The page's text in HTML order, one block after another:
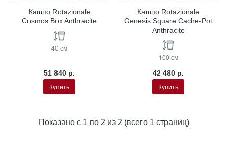
Кашпо Rotazionale
Cosmos Box Anthracite
40 см
51 840 р.
Купить
Кашпо Rotazionale
Genesis Square Cache-Pot
Anthracite
100 см
42 480 р.
Купить
Показано с 1 по 2 из 2 (всего 1 страниц)